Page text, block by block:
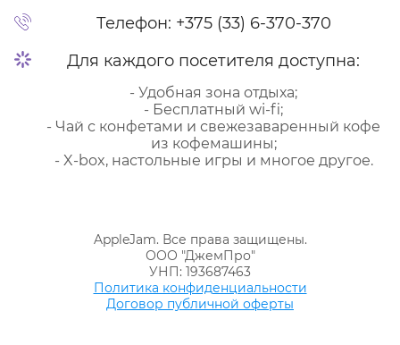
Телефон: +375 (33) 6-370-370
Для каждого посетителя доступна:
- Удобная зона отдыха;
- Бесплатный wi-fi;
- Чай с конфетами и свежезаваренный кофе
из кофемашины;
- X-box, настольные игры и многое другое.
AppleJam. Все права защищены.
ООО "ДжемПро"
УНП: 193687463
Политика конфиденциальности
Договор публичной оферты